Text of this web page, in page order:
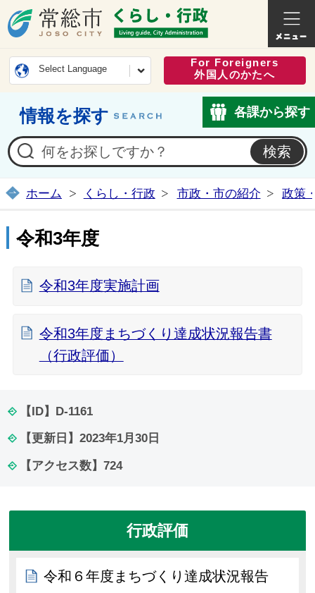
常総市公式ホームページ
くらし
Select Language
For Foreigners
外国人のかたへ
情報を探す 各課から探す
ホーム くらし・行政 市政・市の紹介 政策
令和3年度
令和3年度実施計画
令和3年度まちづくり達成状況報告書
（行政評価）
【ID】 D-1161
【更新日】 2023年1月30日
【アクセス数】 724
行政評価
令和６年度まちづくり達成状況報告